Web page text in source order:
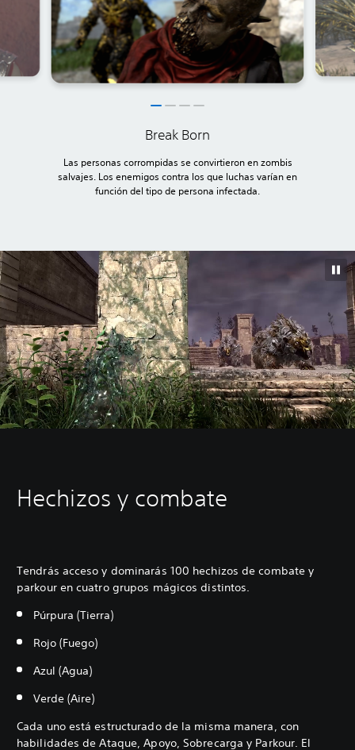
Break Born
Las personas corrompidas se convirtieron en zombis
salvajes. Los enemigos contra los que luchas varían en
función del tipo de persona infectada.
Hechizos y combate
Tendrás acceso y dominarás 100 hechizos de combate y
parkour en cuatro grupos mágicos distintos.
Púrpura (Tierra)
Rojo (Fuego)
Azul (Agua)
Verde (Aire)
Cada uno está estructurado de la misma manera, con
habilidades de Ataque, Apoyo, Sobrecarga y Parkour. El